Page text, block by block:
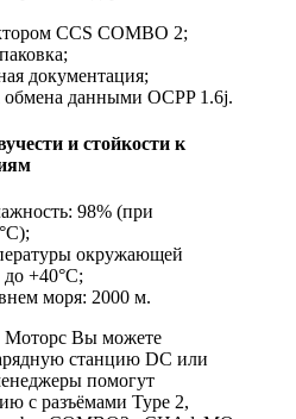
CCS COMBO 2;
документация;
обмена данными OCPP 1.6j.
и стойкости к
98% (при
окружающей
+40°С;
моря: 2000 м.
Моторс Вы можете
станцию DC или
помогут
с разъёмами Type 2,